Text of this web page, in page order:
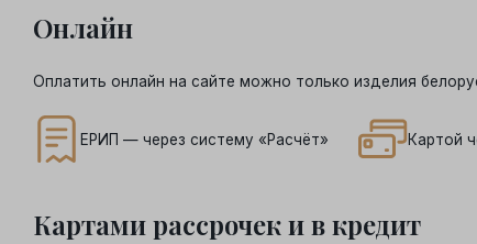
Онлайн
Оплатить онлайн на сайте можно только изделия
ЕРИП — через систему «Расчёт» Картой
Картами рассрочек и в кредит